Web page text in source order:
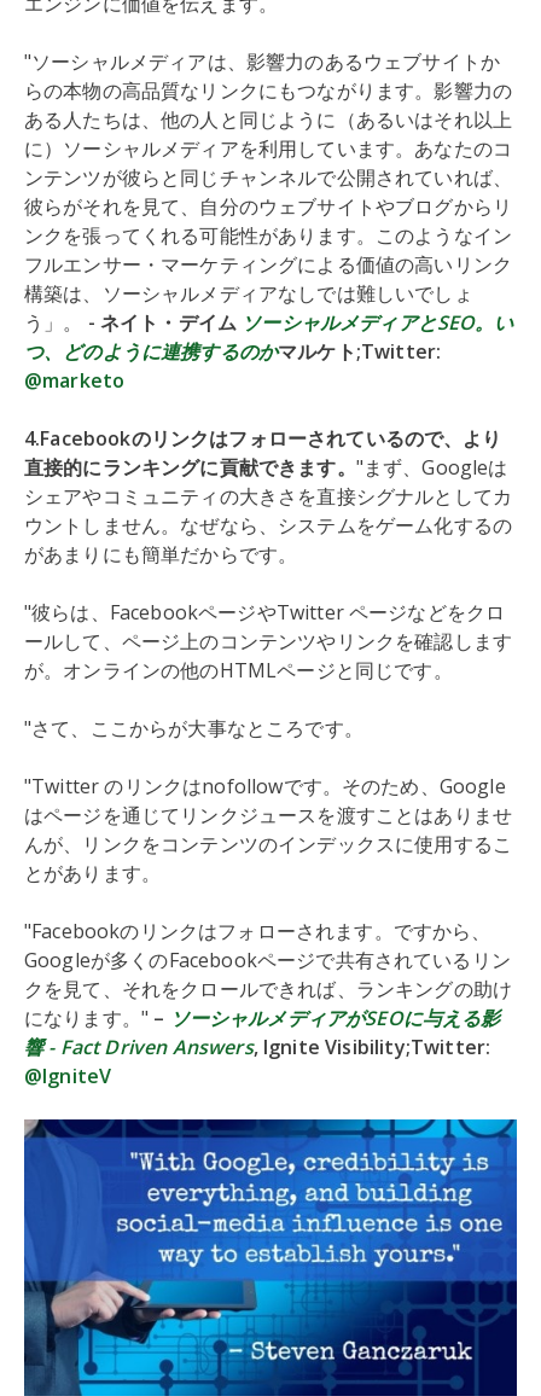
"ソーシャルメディアは、影響力のあるウェブサイトか
らの本物の高品質なリンクにもつながります。影響力の
ある人たちは、他の人と同じように（あるいはそれ以上
に）ソーシャルメディアを利用しています。あなたのコ
ンテンツが彼らと同じチャンネルで公開されていれば、
彼らがそれを見て、自分のウェブサイトやブログからリ
ンクを張ってくれる可能性があります。このようなイン
フルエンサー・マーケティングによる価値の高いリンク
構築は、ソーシャルメディアなしでは難しいでしょ
う」。 - ネイト・デイム ソーシャルメディアとSEO。い
つ、どのように連携するのかマルケト;Twitter:
@marketo
4.Facebookのリンクはフォローされているので、より
直接的にランキングに貢献できます。 "まず、Googleは
シェアやコミュニティの大きさを直接シグナルとしてカ
ウントしません。なぜなら、システムをゲーム化するの
があまりにも簡単だからです。
"彼らは、FacebookページやTwitter ページなどをクロ
ールして、ページ上のコンテンツやリンクを確認します
が。オンラインの他のHTMLページと同じです。
"さて、ここからが大事なところです。
"Twitter のリンクはnofollowです。そのため、Google
はページを通じてリンクジュースを渡すことはありませ
んが、リンクをコンテンツのインデックスに使用するこ
とがあります。
"Facebookのリンクはフォローされます。ですから、
Googleが多くのFacebookページで共有されているリン
クを見て、それをクロールできれば、ランキングの助け
になります。" – ソーシャルメディアがSEOに与える影
響 - Fact Driven Answers, Ignite Visibility;Twitter:
@IgniteV